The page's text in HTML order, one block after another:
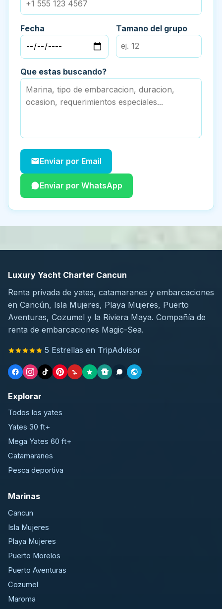
Fecha Tamano del grupo
Que estas buscando?
Enviar por Email
Enviar por WhatsApp
Luxury Yacht Charter Cancun
Renta privada de yates, catamaranes y embarcaciones
en Cancún, Isla Mujeres, Playa Mujeres, Puerto
Aventuras, Cozumel y la Riviera Maya. Compañía de
renta de embarcaciones Magic-Sea.
5 Estrellas en TripAdvisor
Explorar
Todos los yates
Yates 30 ft+
Mega Yates 60 ft+
Catamaranes
Pesca deportiva
Marinas
Cancun
Isla Mujeres
Playa Mujeres
Puerto Morelos
Puerto Aventuras
Cozumel
Maroma